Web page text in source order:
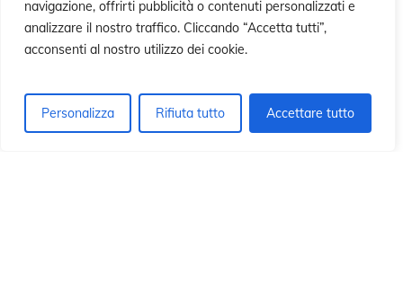
navigazione, offrirti pubblicità o contenuti personalizzati e
analizzare il nostro traffico. Cliccando “Accetta tutti”,
acconsenti al nostro utilizzo dei cookie.
Personalizza Rifiuta tutto Accettare tutto